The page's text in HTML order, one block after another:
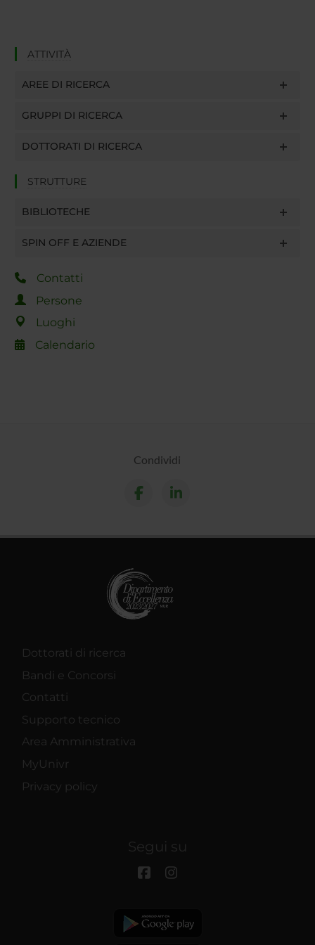
ATTIVITÀ
AREE DI RICERCA
GRUPPI DI RICERCA
DOTTORATI DI RICERCA
STRUTTURE
BIBLIOTECHE
SPIN OFF E AZIENDE
Contatti
Persone
Luoghi
Calendario
Condividi
Dottorati di ricerca
Bandi e Concorsi
Contatti
Supporto tecnico
Area Amministrativa
MyUnivr
Privacy policy
Segui su